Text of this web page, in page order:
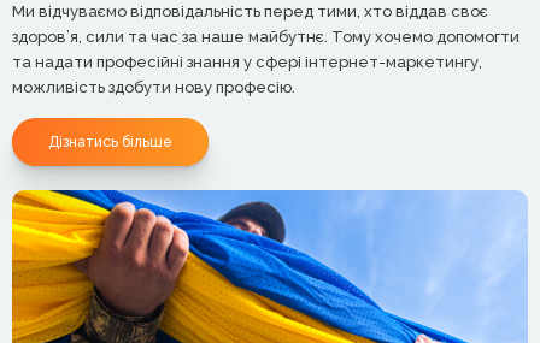
Ми відчуваємо відповідальність перед тими, хто віддав своє
здоров’я, сили та час за наше майбутнє. Тому хочемо допомогти
та надати професійні знання у сфері інтернет-маркетингу,
можливість здобути нову професію.
Дізнатись більше